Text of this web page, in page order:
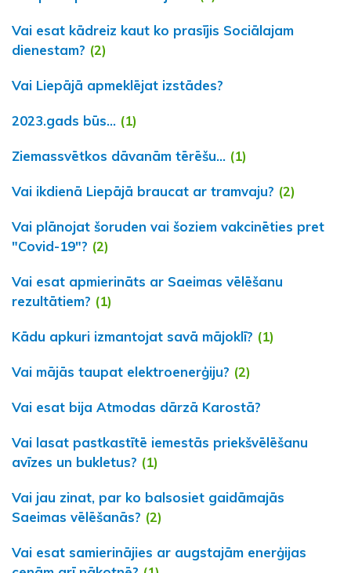
Vai esat kādreiz kaut ko prasījis Sociālajam
dienestam? (2)
Vai Liepājā apmeklējat izstādes?
2023.gads būs... (1)
Ziemassvētkos dāvanām tērēšu... (1)
Vai ikdienā Liepājā braucat ar tramvaju? (2)
Vai plānojat šoruden vai šoziem vakcinēties pret
"Covid-19"? (2)
Vai esat apmierināts ar Saeimas vēlēšanu
rezultātiem? (1)
Kādu apkuri izmantojat savā mājoklī? (1)
Vai mājās taupat elektroenerģiju? (2)
Vai esat bija Atmodas dārzā Karostā?
Vai lasat pastkastītē iemestās priekšvēlēšanu
avīzes un bukletus? (1)
Vai jau zinat, par ko balsosiet gaidāmajās
Saeimas vēlēšanās? (2)
Vai esat samierinājies ar augstajām enerģijas